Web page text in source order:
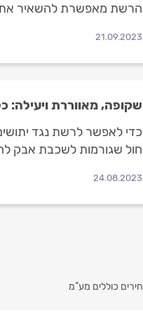
הרשת מאפשרת להשאיר את
21.09.2023
שקופה, מאווררת ויעילה:
כדי לאפשר לרשת נגד
חול שגורמות לשכבת אבק
24.08.2023
כוללים מע”מ